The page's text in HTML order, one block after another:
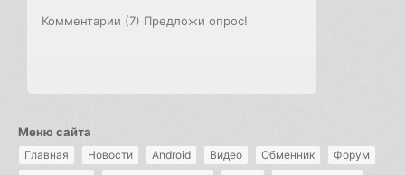
Комментарии (7) Предложи опрос!
Меню сайта
Главная Новости Android Видео Обменник
Форум